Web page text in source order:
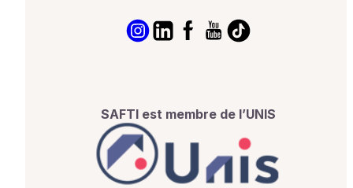
SAFTI est membre de l’UNIS